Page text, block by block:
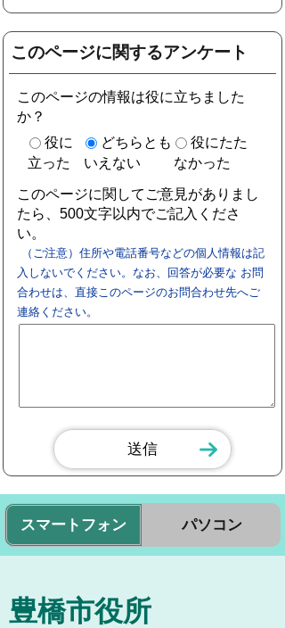
このページに関するアンケート
このページの情報は役に立ちました
か？
役に
立った
どちらとも
いえない
役にたた
なかった
このページに関してご意見がありまし
たら、500文字以内でご記入くださ
い。
（ご注意）住所や電話番号などの個人情報は記
入しないでください。なお、回答が必要な お問
合わせは、直接このページのお問合わせ先へご
連絡ください。
スマートフォン パソコン
豊橋市役所